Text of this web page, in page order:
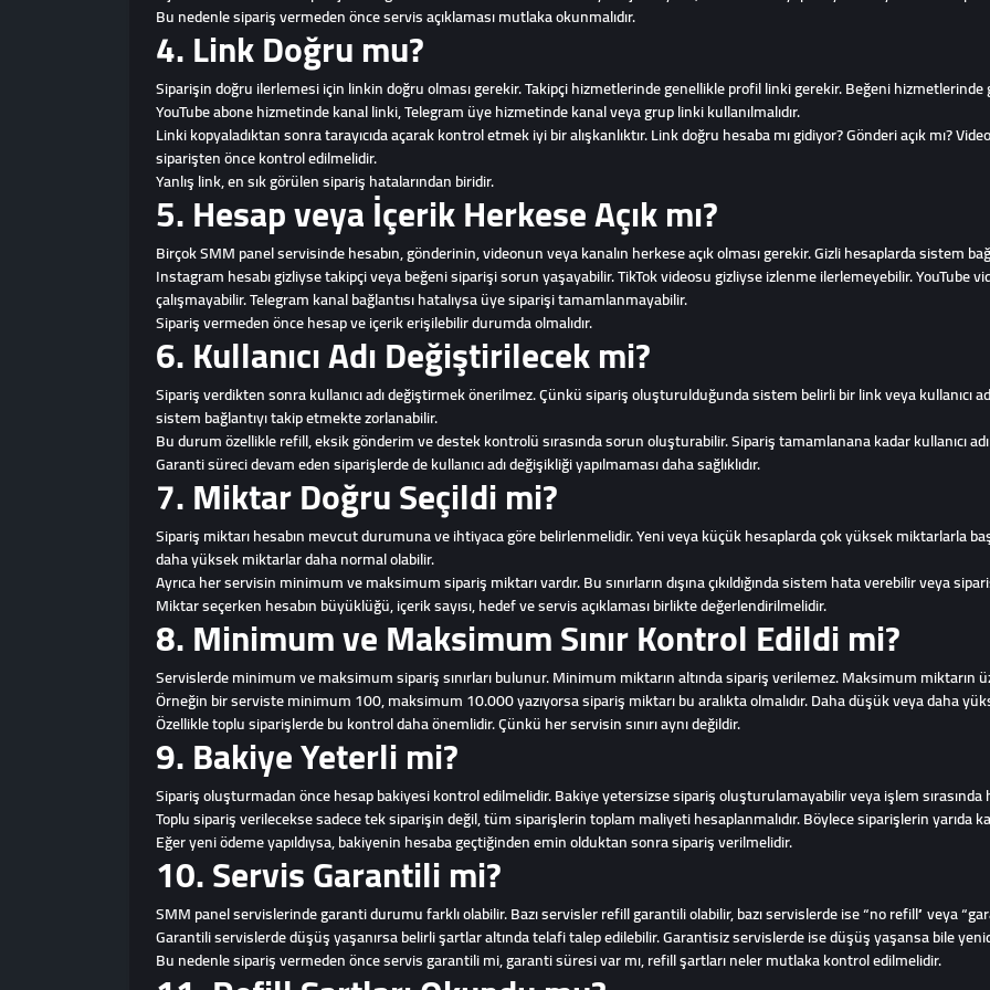
Bu nedenle sipariş vermeden önce servis açıklaması mutlaka okunmalıdır.
4. Link Doğru mu?
Siparişin doğru ilerlemesi için linkin doğru olması gerekir. Takipçi hizmetlerinde genellikle profil linki gerekir. Beğeni
YouTube abone hizmetinde kanal linki, Telegram üye hizmetinde kanal veya grup linki kullanılmalıdır.
Linki kopyaladıktan sonra tarayıcıda açarak kontrol etmek iyi bir alışkanlıktır. Link doğru hesaba mı gidiyor? Gönderi açık mı?
siparişten önce kontrol edilmelidir.
Yanlış link, en sık görülen sipariş hatalarından biridir.
5. Hesap veya İçerik Herkese Açık mı?
Birçok SMM panel servisinde hesabın, gönderinin, videonun veya kanalın herkese açık olması gerekir. Gizli hesaplarda sistem
Instagram hesabı gizliyse takipçi veya beğeni siparişi sorun yaşayabilir. TikTok videosu gizliyse izlenme ilerlemeyebilir. YouTube
çalışmayabilir. Telegram kanal bağlantısı hatalıysa üye siparişi tamamlanmayabilir.
Sipariş vermeden önce hesap ve içerik erişilebilir durumda olmalıdır.
6. Kullanıcı Adı Değiştirilecek mi?
Sipariş verdikten sonra kullanıcı adı değiştirmek önerilmez. Çünkü sipariş oluşturulduğunda sistem belirli bir link veya kullanıcı
sistem bağlantıyı takip etmekte zorlanabilir.
Bu durum özellikle refill, eksik gönderim ve destek kontrolü sırasında sorun oluşturabilir. Sipariş tamamlanana kadar kullanıcı
Garanti süreci devam eden siparişlerde de kullanıcı adı değişikliği yapılmaması daha sağlıklıdır.
7. Miktar Doğru Seçildi mi?
Sipariş miktarı hesabın mevcut durumuna ve ihtiyaca göre belirlenmelidir. Yeni veya küçük hesaplarda çok yüksek miktarlarla
daha yüksek miktarlar daha normal olabilir.
Ayrıca her servisin minimum ve maksimum sipariş miktarı vardır. Bu sınırların dışına çıkıldığında sistem hata verebilir veya
Miktar seçerken hesabın büyüklüğü, içerik sayısı, hedef ve servis açıklaması birlikte değerlendirilmelidir.
8. Minimum ve Maksimum Sınır Kontrol Edildi mi?
Servislerde minimum ve maksimum sipariş sınırları bulunur. Minimum miktarın altında sipariş verilemez. Maksimum
Örneğin bir serviste minimum 100, maksimum 10.000 yazıyorsa sipariş miktarı bu aralıkta olmalıdır. Daha düşük veya daha
Özellikle toplu siparişlerde bu kontrol daha önemlidir. Çünkü her servisin sınırı aynı değildir.
9. Bakiye Yeterli mi?
Sipariş oluşturmadan önce hesap bakiyesi kontrol edilmelidir. Bakiye yetersizse sipariş oluşturulamayabilir veya işlem sırasında
Toplu sipariş verilecekse sadece tek siparişin değil, tüm siparişlerin toplam maliyeti hesaplanmalıdır. Böylece siparişlerin yarıda
Eğer yeni ödeme yapıldıysa, bakiyenin hesaba geçtiğinden emin olduktan sonra sipariş verilmelidir.
10. Servis Garantili mi?
SMM panel servislerinde garanti durumu farklı olabilir. Bazı servisler refill garantili olabilir, bazı servislerde ise “no refill” veya
Garantili servislerde düşüş yaşanırsa belirli şartlar altında telafi talep edilebilir. Garantisiz servislerde ise düşüş yaşansa bile
Bu nedenle sipariş vermeden önce servis garantili mi, garanti süresi var mı, refill şartları neler mutlaka kontrol edilmelidir.